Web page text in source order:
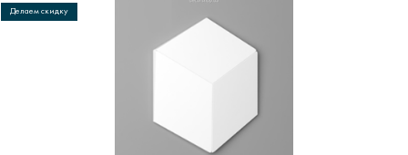
Делаем скидку